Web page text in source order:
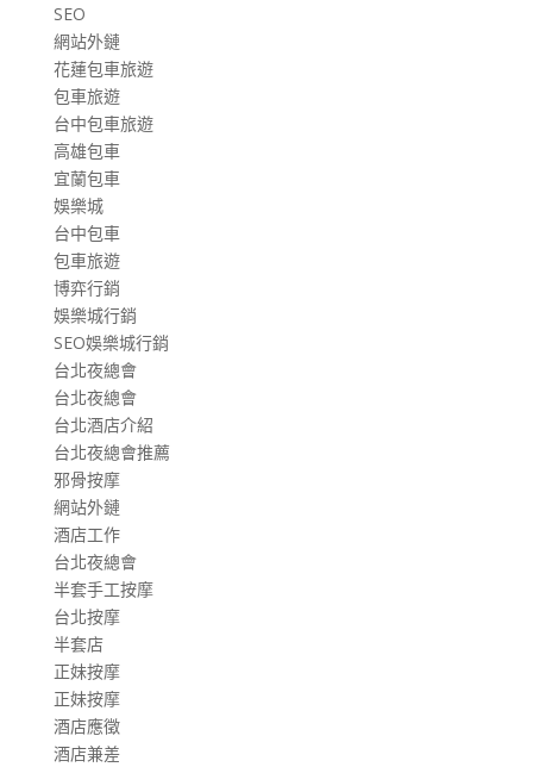
SEO
網站外鏈
花蓮包車旅遊
包車旅遊
台中包車旅遊
高雄包車
宜蘭包車
娛樂城
台中包車
包車旅遊
博弈行銷
娛樂城行銷
SEO娛樂城行銷
台北夜總會
台北夜總會
台北酒店介紹
台北夜總會推薦
邪骨按摩
網站外鏈
酒店工作
台北夜總會
半套手工按摩
台北按摩
半套店
正妹按摩
正妹按摩
酒店應徵
酒店兼差